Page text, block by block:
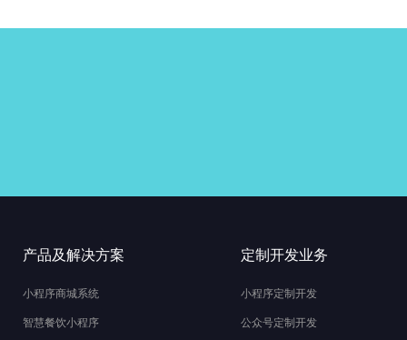
产品及解决方案
小程序商城系统
智慧餐饮小程序
定制开发业务
小程序定制开发
公众号定制开发